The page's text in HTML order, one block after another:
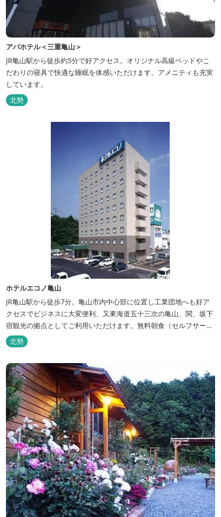
アパホテル＜三重亀山＞
JR亀山駅から徒歩約5分で好アクセス。オリジナル高級ベッドやこ
だわりの寝具で快適な睡眠を体感いただけます。アメニティも充実
しています。
北勢
ホテルエコノ亀山
JR亀山駅から徒歩7分。亀山市内中心部に位置し工業団地へも好ア
クセスでビジネスに大変便利、又東海道五十三次の亀山、関、坂下
宿観光の拠点としてご利用いただけます。無料朝食（セルフサービ
ス）、無料駐車場付で低価格な高機能ホテルです。
北勢